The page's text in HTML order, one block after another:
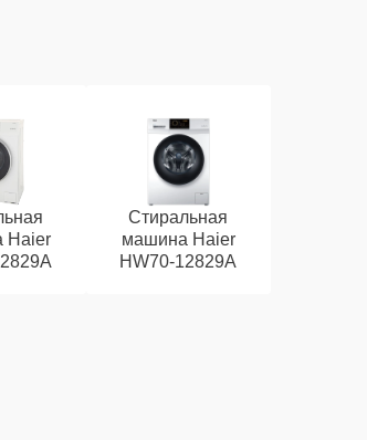
Haier
Стиральная
машина Haier
HW70-12829A